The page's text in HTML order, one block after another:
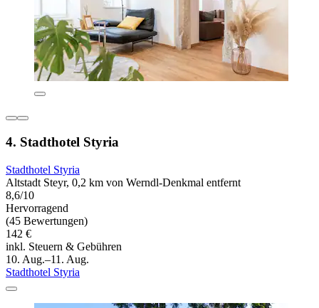
4. Stadthotel Styria
Stadthotel Styria
Altstadt Steyr, 0,2 km von Werndl-Denkmal entfernt
8,6/10
Hervorragend
(45 Bewertungen)
142 €
inkl. Steuern & Gebühren
10. Aug.–11. Aug.
Stadthotel Styria